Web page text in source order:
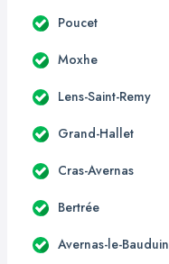
Poucet
Moxhe
Lens-Saint-Remy
Grand-Hallet
Cras-Avernas
Bertrée
Avernas-le-Bauduin